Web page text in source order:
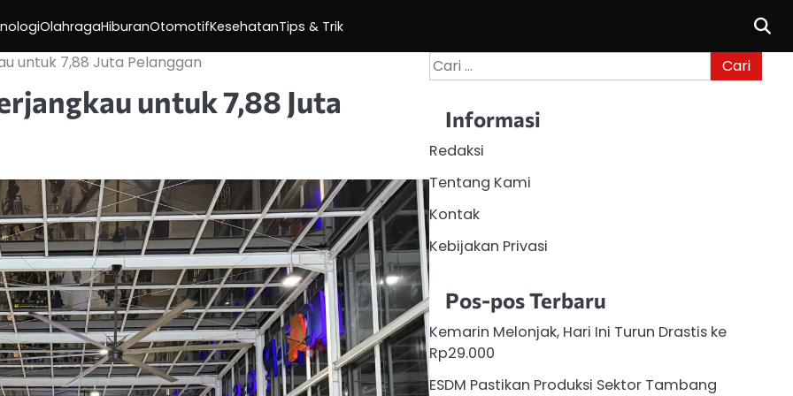
OlahragaHiburanOtomotifKesehatanTips & Trik
untuk 7,88 Juta Pelanggan
untuk 7,88 Juta
Cari
untuk:
Informasi
Redaksi
Tentang Kami
Kontak
Kebijakan Privasi
Pos-pos Terbaru
Kemarin Melonjak, Hari Ini Turun Drastis ke
Rp29.000
ESDM Pastikan Produksi Sektor Tambang